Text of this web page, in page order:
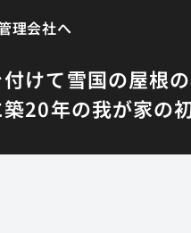
理会社へ
けて雪国の屋根
築20年の我が家の